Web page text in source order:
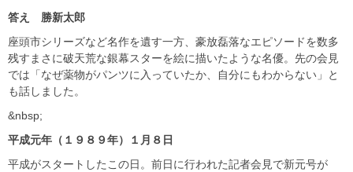
答え 勝新太郎
座頭市シリーズなど名作を遺す一方、豪放磊落なエピソードを数多
残すまさに破天荒な銀幕スターを絵に描いたような名優。先の会見
では「なぜ薬物がパンツに入っていたか、自分にもわからない」と
も話しました。
&nbsp;
平成元年（１９８９年）１月８日
平成がスタートしたこの日。前日に行われた記者会見で新元号が